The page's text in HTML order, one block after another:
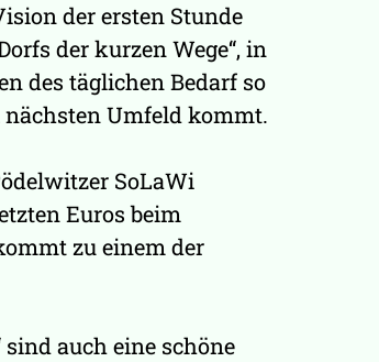
der ersten Stunde
der kurzen Wege“, in
des täglichen Bedarf so
Umfeld kommt.
SoLaWi
Euros beim
zu einem der
sind auch eine schöne